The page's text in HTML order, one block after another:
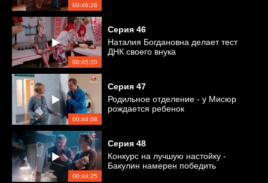
00:46:26
00:45:20
Серия 46
Наталия Богдановна делает тест
ДНК своего внука
00:44:08
Серия 47
Родильное отделение - у Мисюр
рождается ребенок
00:44:25
Серия 48
Конкурс на лучшую настойку -
Бакулин намерен победить